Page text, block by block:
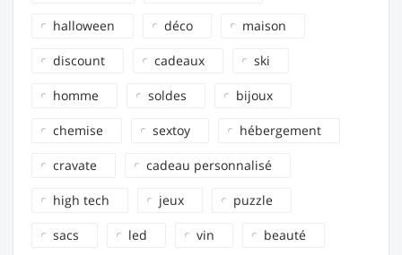
halloween déco maison
discount cadeaux ski
homme soldes bijoux
chemise sextoy hébergement
cravate cadeau personnalisé
high tech jeux puzzle
sacs led vin beauté